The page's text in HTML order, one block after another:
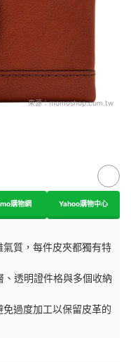
來源：momoshop.com.tw
購物網 Yahoo購物中心
質，每件皮夾都獨有特
透明證件格與多個收納
過度加工以保留皮革的